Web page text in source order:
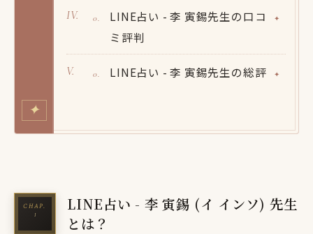
✦
LINE占い - 李 寅錫先生の口コ
ミ評判
LINE占い - 李 寅錫先生の総評
LINE占い - 李 寅錫 (イ インソ) 先生
とは？